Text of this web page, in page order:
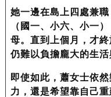
她一邊在島上四處兼
（國一、小六、小一
母。直到上個月，才
仍難以負擔龐大的生活
即使如此，蕭女士依
力，還是希望靠自己